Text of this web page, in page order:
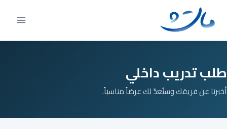
content
طلب تدريب داخلي
أخبرنا عن فريقك وسنُعدّ لك عرضاً مناسباً.